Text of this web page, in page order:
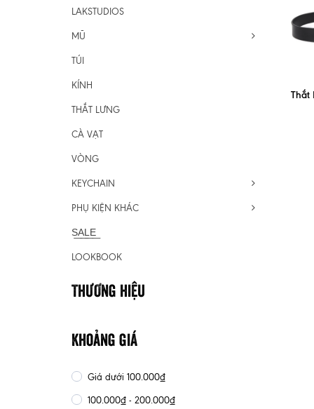
Thắt
LAKSTUDIOS
MŨ
TÚI
KÍNH
THẮT LƯNG
CÀ VẠT
VÒNG
KEYCHAIN
PHỤ KIỆN KHÁC
S͟A͟L͟E͟
LOOKBOOK
Thương hiệu
Khoảng giá
Giá dưới 100.000₫
100.000₫ - 200.000₫